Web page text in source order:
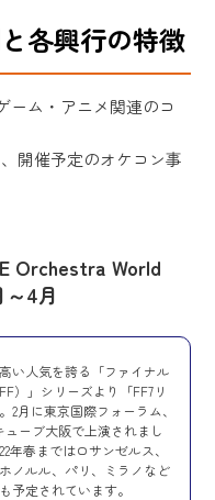
各興行の特徴
ーム・アニメ関連のコ
開催予定のオケコン事
Orchestra World
～4月
い人気を誇る「ファイナル
）」シリーズより「FF7リ
2月に東京国際フォーラム、
ーブ大阪で上演されまし
年春まではロサンゼルス、
ノルル、パリ、ミラノなど
予定されています。